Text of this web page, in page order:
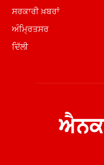
ਸਰਕਾਰੀ ਖ਼ਬਰਾਂ
ਅੰਮ੍ਰਿਤਸਰ
ਦਿੱਲੀ